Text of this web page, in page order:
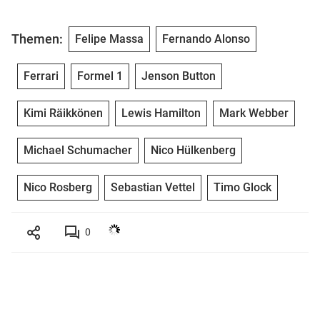
Themen: Felipe Massa Fernando Alonso
Ferrari Formel 1 Jenson Button
Kimi Räikkönen Lewis Hamilton Mark Webber
Michael Schumacher Nico Hülkenberg
Nico Rosberg Sebastian Vettel Timo Glock
0